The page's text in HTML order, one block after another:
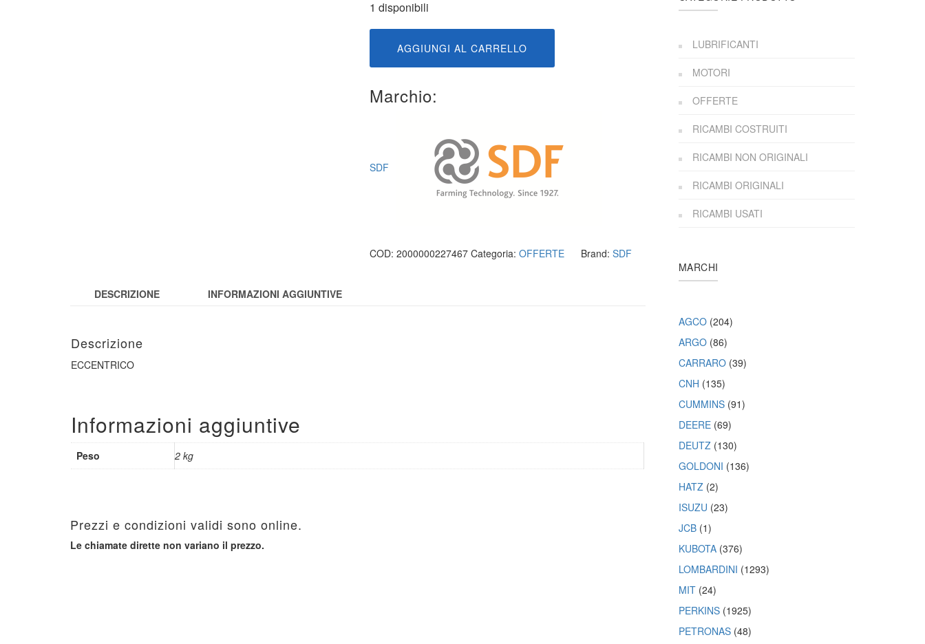
1 disponibili
quantitàAGGIUNGI AL CARRELLO
Marchio:
SDF
COD: 2000000227467 Categoria: OFFERTE Brand: SDF
DESCRIZIONE INFORMAZIONI AGGIUNTIVE
Descrizione
ECCENTRICO
Informazioni aggiuntive
Peso 2 kg
Prezzi e condizioni validi sono online.
Le chiamate dirette non variano il prezzo.
LUBRIFICANTI
MOTORI
OFFERTE
RICAMBI COSTRUITI
RICAMBI NON ORIGINALI
RICAMBI ORIGINALI
RICAMBI USATI
MARCHI
AGCO (204)
ARGO (86)
CARRARO (39)
CNH (135)
CUMMINS (91)
DEERE (69)
DEUTZ (130)
GOLDONI (136)
HATZ (2)
ISUZU (23)
JCB (1)
KUBOTA (376)
LOMBARDINI (1293)
MIT (24)
PERKINS (1925)
PETRONAS (48)